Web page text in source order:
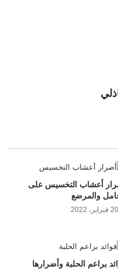
أعشاب التخسيس على
والمرضع
20 فبراير، 2022
براعم الحلبة وأضرارها